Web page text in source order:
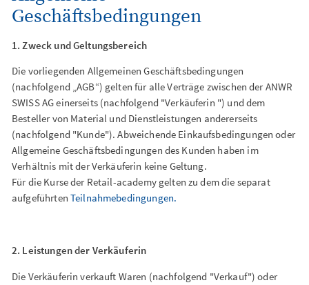
Geschäftsbedingungen
1. Zweck und Geltungsbereich
Die vorliegenden Allgemeinen Geschäftsbedingungen
(nachfolgend „AGB“) gelten für alle Verträge zwischen der ANWR
SWISS AG einerseits (nachfolgend "Verkäuferin ") und dem
Besteller von Material und Dienstleistungen andererseits
(nachfolgend "Kunde"). Abweichende Einkaufsbedingungen oder
Allgemeine Geschäftsbedingungen des Kunden haben im
Verhältnis mit der Verkäuferin keine Geltung.
Für die Kurse der Retail-academy gelten zu dem die separat
aufgeführten Teilnahmebedingungen.
2. Leistungen der Verkäuferin
Die Verkäuferin verkauft Waren (nachfolgend "Verkauf") oder